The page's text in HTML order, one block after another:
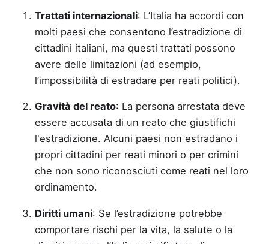
Trattati internazionali: L’Italia ha accordi con
molti paesi che consentono l’estradizione di
cittadini italiani, ma questi trattati possono
avere delle limitazioni (ad esempio,
l’impossibilità di estradare per reati politici).
Gravità del reato: La persona arrestata deve
essere accusata di un reato che giustifichi
l'estradizione. Alcuni paesi non estradano i
propri cittadini per reati minori o per crimini
che non sono riconosciuti come reati nel loro
ordinamento.
Diritti umani: Se l’estradizione potrebbe
comportare rischi per la vita, la salute o la